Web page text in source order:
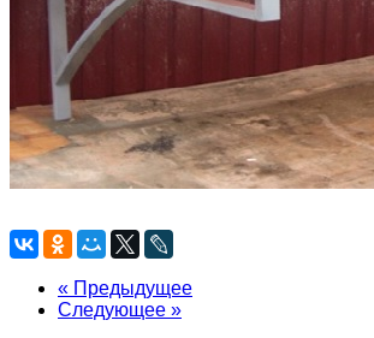
« Предыдущее
Следующее »